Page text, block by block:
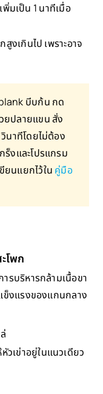
มเป็น 1 นาทีเมื่อ
งเกินไป เพราะอาจ
บีบก้น กด
ยปลายแขน สั่ง
นาทีโดยไม่ต้อง
ร็งและโปรแกรม
ยนแยกไว้ใน คู่มือ
โพก
รบริหารกล้ามเนื้อขา
ข็งแรงของแกนกลาง
วเข่าอยู่ในแนวเดียว